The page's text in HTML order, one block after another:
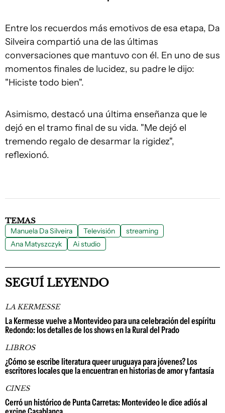
Entre los recuerdos más emotivos de esa etapa, Da
Silveira compartió una de las últimas
conversaciones que mantuvo con él. En uno de sus
momentos finales de lucidez, su padre le dijo:
"Hiciste todo bien".
Asimismo, destacó una última enseñanza que le
dejó en el tramo final de su vida. "Me dejó el
tremendo regalo de desarmar la rigidez",
reflexionó.
TEMAS
Manuela Da Silveira Televisión
streaming
Ana Matyszczyk
Ai studio
SEGUÍ LEYENDO
LA KERMESSE
La Kermesse vuelve a Montevideo para una celebración del espíritu
Redondo: los detalles de los shows en la Rural del Prado
LIBROS
¿Cómo se escribe literatura queer uruguaya para jóvenes? Los
escritores locales que la encuentran en historias de amor y fantasía
CINES
Cerró un histórico de Punta Carretas: Montevideo le dice adiós al